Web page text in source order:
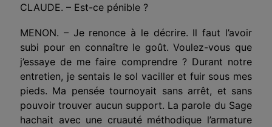
CLAUDE. – Est-ce pénible ?
MENON. – Je renonce à le décrire. Il faut l’avoir
subi pour en connaître le goût. Voulez-vous que
j’essaye de me faire comprendre ? Durant notre
entretien, je sentais le sol vaciller et fuir sous mes
pieds. Ma pensée tournoyait sans arrêt, et sans
pouvoir trouver aucun support. La parole du Sage
hachait avec une cruauté méthodique l’armature